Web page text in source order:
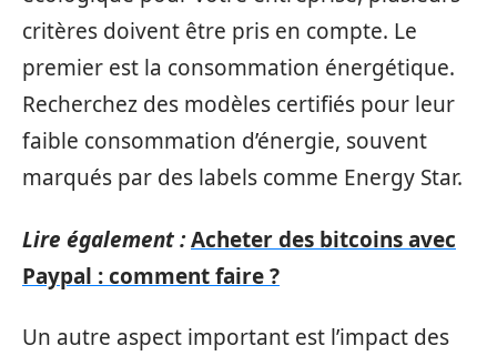
critères doivent être pris en compte. Le
premier est la consommation énergétique.
Recherchez des modèles certifiés pour leur
faible consommation d’énergie, souvent
marqués par des labels comme Energy Star.
Lire également :Acheter des bitcoins avec
Paypal : comment faire ?
Un autre aspect important est l’impact des